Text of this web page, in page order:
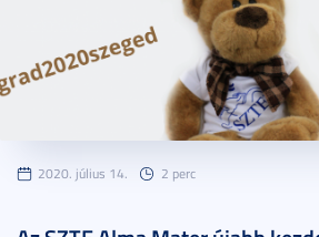
2020. július 14. 2 perc